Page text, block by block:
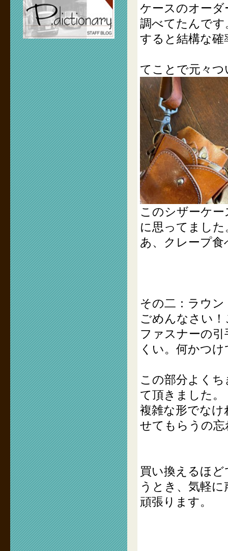
ケースのオー
調べてたんで
すると結構な確
てことで元々
このシザーケ
に思ってました
あ、クレープ食
その二：ラウ
ごめんなさい
ファスナーの
くい。何かつ
この部分よく
て頂きました。
複雑な形でな
せてもらうの
買い換えるほ
うとき、気軽
頑張ります。